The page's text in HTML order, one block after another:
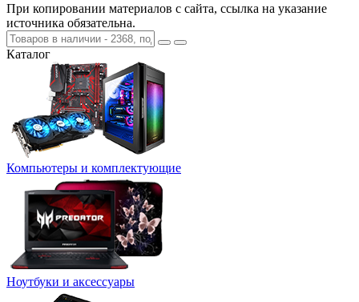
При копировании материалов с сайта, ссылка на указание
источника обязательна.
Каталог
Компьютеры и комплектующие
Ноутбуки и аксессуары